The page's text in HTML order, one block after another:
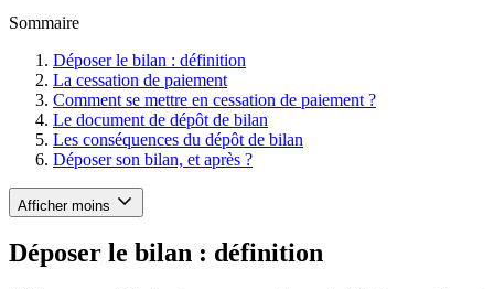
Sommaire
Déposer le bilan : définition
La cessation de paiement
Comment se mettre en cessation de paiement ?
Le document de dépôt de bilan
Les conséquences du dépôt de bilan
Déposer son bilan, et après ?
Afficher moins
Déposer le bilan : définition